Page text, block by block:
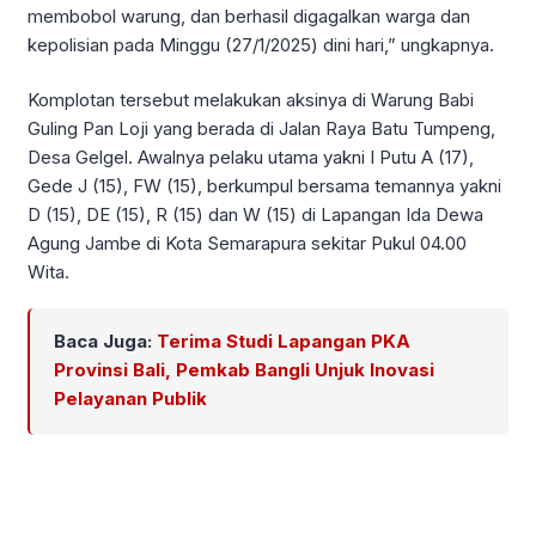
membobol warung, dan berhasil digagalkan warga dan
kepolisian pada Minggu (27/1/2025) dini hari,” ungkapnya.
Komplotan tersebut melakukan aksinya di Warung Babi
Guling Pan Loji yang berada di Jalan Raya Batu Tumpeng,
Desa Gelgel. Awalnya pelaku utama yakni I Putu A (17),
Gede J (15), FW (15), berkumpul bersama temannya yakni
D (15), DE (15), R (15) dan W (15) di Lapangan Ida Dewa
Agung Jambe di Kota Semarapura sekitar Pukul 04.00
Wita.
Baca Juga: Terima Studi Lapangan PKA
Provinsi Bali, Pemkab Bangli Unjuk Inovasi
Pelayanan Publik